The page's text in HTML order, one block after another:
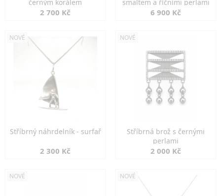
černým korálem
2 700 Kč
smaltem a říčními perlami
6 900 Kč
NOVÉ
Stříbrný náhrdelník - surfař
2 300 Kč
NOVÉ
Stříbrná brož s černými
perlami
2 000 Kč
NOVÉ NOVÉ